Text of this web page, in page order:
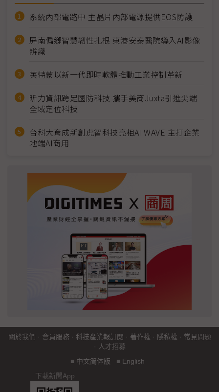
系統內部電路中 主晶片內部電源提供EOS防護
屏南偏鄉智慧韌性扎根 東港安泰醫院導入AI影像
辨識
英特蒙以新一代即時軟體推動工業控制革新
昕力資訊跨足國防科技 攜手美商Juxta引進尖端
全域定位科技
台科大育成新創虎智科技亮相AI WAVE 主打企業
地端AI商用
關於我們 · 會員服務 · 科技產業報訂閱 · 著作權 · 隱私權 · 常見問題
· 人才招募
■ 中文简体版 ■ English
下載新聞App